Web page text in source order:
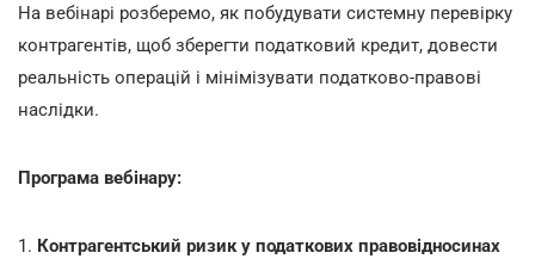
На вебінарі розберемо, як побудувати системну перевірку
контрагентів, щоб зберегти податковий кредит, довести
реальність операцій і мінімізувати податково-правові
наслідки.
Програма вебінару:
1. Контрагентський ризик у податкових правовідносинах